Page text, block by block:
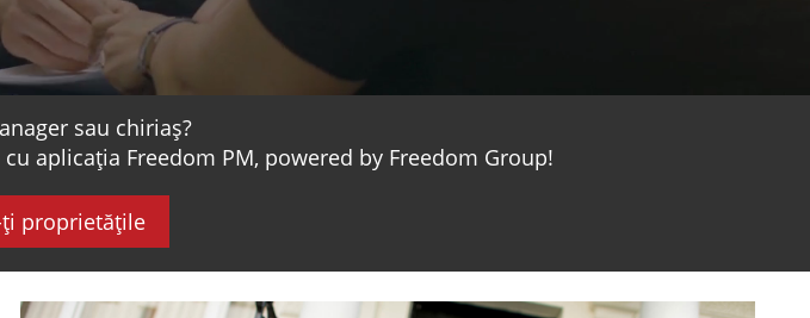
sau chiriaș?
aplicația Freedom PM, powered by Freedom Group!
ți proprietățile